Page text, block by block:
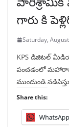
గారు కి
Saturday,
KPS డిజిటల్
పంచడంలో
ముందుండి
Share this:
WhatsApp